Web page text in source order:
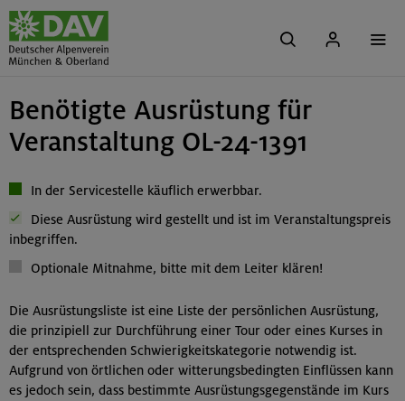
Benötigte Ausrüstung für
Veranstaltung OL-24-1391
In der Servicestelle käuflich erwerbbar.
Diese Ausrüstung wird gestellt und ist im Veranstaltungspreis
inbegriffen.
Optionale Mitnahme, bitte mit dem Leiter klären!
Die Ausrüstungsliste ist eine Liste der persönlichen Ausrüstung,
die prinzipiell zur Durchführung einer Tour oder eines Kurses in
der entsprechenden Schwierigkeitskategorie notwendig ist.
Aufgrund von örtlichen oder witterungsbedingten Einflüssen kann
es jedoch sein, dass bestimmte Ausrüstungsgegenstände im Kurs